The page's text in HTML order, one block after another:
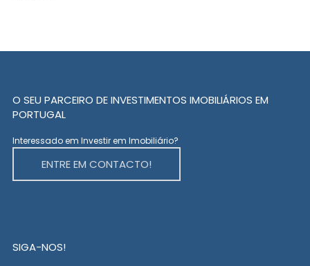
O SEU PARCEIRO DE INVESTIMENTOS IMOBILIÁRIOS EM
PORTUGAL
Interessado em Investir em Imobiliário?
ENTRE EM CONTACTO!
SIGA-NOS!